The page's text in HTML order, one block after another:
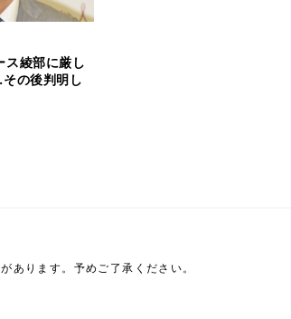
ス綾部に厳し
の後判明し
あります。予めご了承ください。